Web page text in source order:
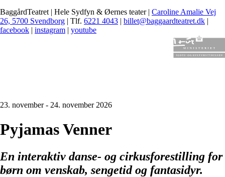
BaggårdTeatret | Hele Sydfyn & Øernes teater | Caroline Amalie Vej
26, 5700 Svendborg | Tlf. 6221 4043 billet@baggaardteatret.dk
facebook
instagram youtube
23. november - 24. november 2026
Pyjamas Venner
En interaktiv danse- og cirkusforestilling for
børn om venskab, sengetid og fantasidyr.